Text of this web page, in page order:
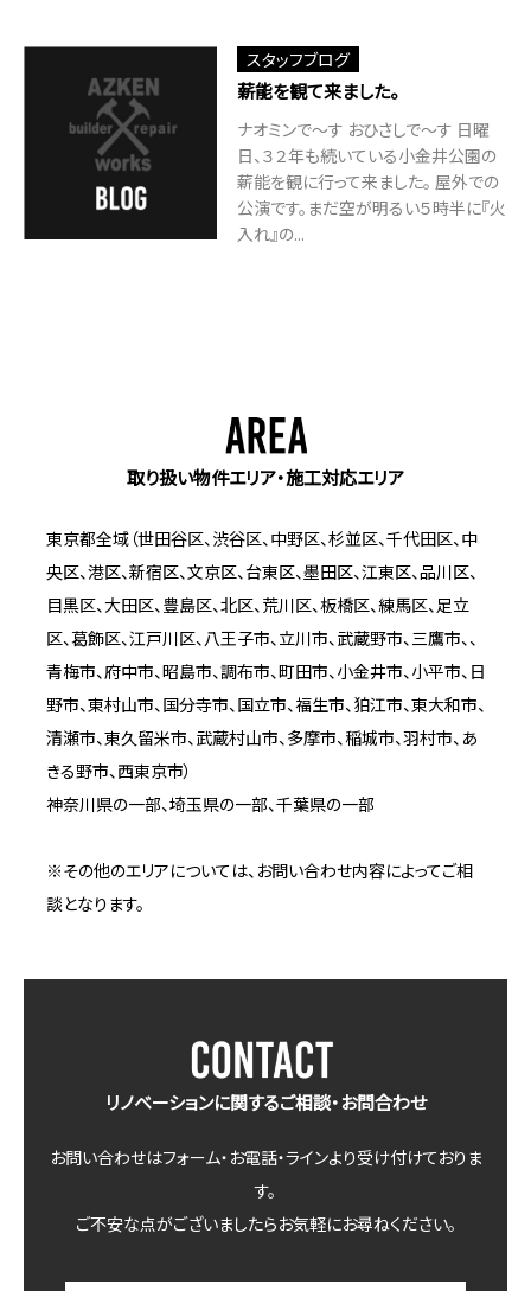
スタッフブログ
薪能を観て来ました。
ナオミンで～す おひさしで～す 日曜
日、３２年も続いている小金井公園の
薪能を観に行って来ました。 屋外での
公演です。まだ空が明るい５時半に『火
入れ』の...
取り扱い物件エリア・施工対応エリア
東京都全域（世田谷区、渋谷区、中野区、杉並区、千代田区、中
央区、港区、新宿区、文京区、台東区、墨田区、江東区、品川区、
目黒区、大田区、豊島区、北区、荒川区、板橋区、練馬区、足立
区、葛飾区、江戸川区、八王子市、立川市、武蔵野市、三鷹市、、
青梅市、府中市、昭島市、調布市、町田市、小金井市、小平市、日
野市、東村山市、国分寺市、国立市、福生市、狛江市、東大和市、
清瀬市、東久留米市、武蔵村山市、多摩市、稲城市、羽村市、あ
きる野市、西東京市）
神奈川県の一部、埼玉県の一部、千葉県の一部
※その他のエリアについては、お問い合わせ内容によってご相
談となります。
リノベーションに関するご相談・お問合わせ
お問い合わせはフォーム・お電話・ラインより受け付けておりま
す。
ご不安な点がございましたらお気軽にお尋ねください。